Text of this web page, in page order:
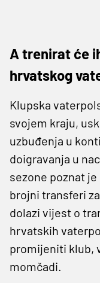
A trenirat će
hrvatskog
Klupska
svojem kraju,
uzbuđenja u
doigravanja u
sezone poznat
brojni transferi
dolazi vijest o
hrvatskih
promijeniti klub,
momčadi.